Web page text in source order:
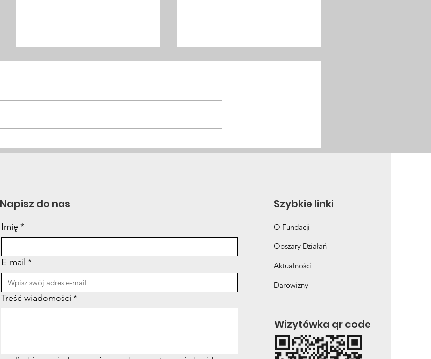
Powrót do codzienności
Polska a cel 2030: co stoi
Napisz do nas
Imię *
E-mail *
Treść wiadomości *
Szybkie linki
O Fundacji
Obszary Działań
Aktualności
Darowizny
Wizytówka qr code